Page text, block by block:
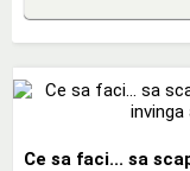
Ce sa faci... sa